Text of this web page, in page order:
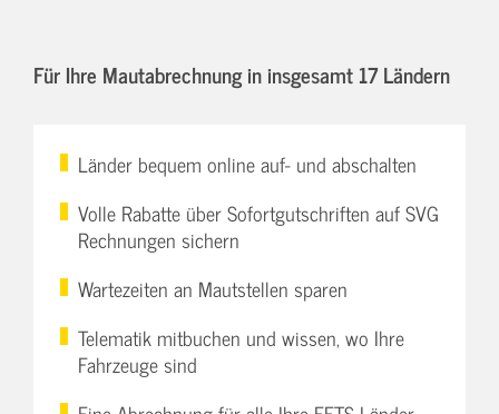
Für Ihre Mautabrechnung in insgesamt 17 Ländern
Länder bequem online auf- und abschalten
Volle Rabatte über Sofortgutschriften auf SVG
Rechnungen sichern
Wartezeiten an Mautstellen sparen
Telematik mitbuchen und wissen, wo Ihre
Fahrzeuge sind